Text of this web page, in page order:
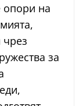
опори на
за